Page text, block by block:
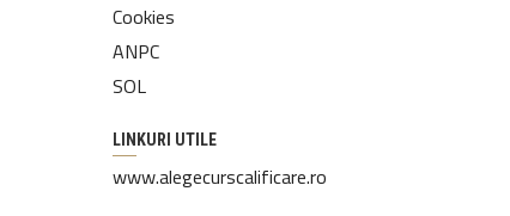
Cookies
ANPC
SOL
LINKURI UTILE
www.alegecurscalificare.ro